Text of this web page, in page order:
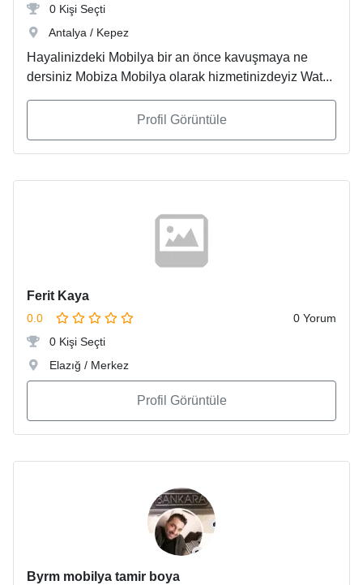
0 Kişi Seçti
Antalya / Kepez
Hayalinizdeki Mobilya bir an önce kavuşmaya ne
dersiniz Mobiza Mobilya olarak hizmetinizdeyiz Wat...
Profil Görüntüle
Ferit Kaya
0.0
0 Yorum
0 Kişi Seçti
Elazığ / Merkez
Profil Görüntüle
Byrm mobilya tamir boya